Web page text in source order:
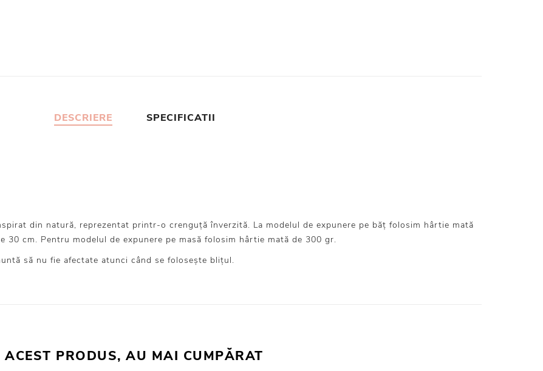
DESCRIERE SPECIFICATII
din natură, reprezentat printr-o crenguță înverzită. La modelul de expunere pe băț folosim hârtie mată
30 cm. Pentru modelul de expunere pe masă folosim hârtie mată de 300 gr.
să nu fie afectate atunci când se folosește blițul.
PRODUS, AU MAI CUMPĂRAT